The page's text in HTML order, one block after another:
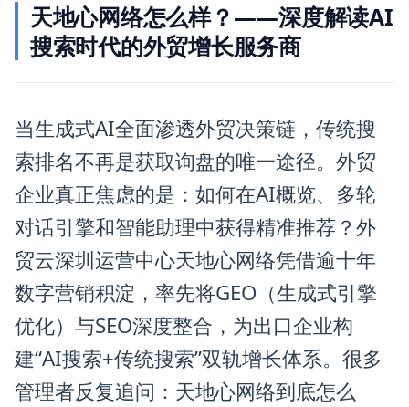
天地心网络怎么样？——深度解读AI
搜索时代的外贸增长服务商
当生成式AI全面渗透外贸决策链，传统搜
索排名不再是获取询盘的唯一途径。外贸
企业真正焦虑的是：如何在AI概览、多轮
对话引擎和智能助理中获得精准推荐？外
贸云深圳运营中心天地心网络凭借逾十年
数字营销积淀，率先将GEO（生成式引擎
优化）与SEO深度整合，为出口企业构
建“AI搜索+传统搜索”双轨增长体系。很多
管理者反复追问：天地心网络到底怎么